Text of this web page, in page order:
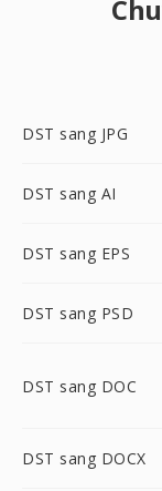
DST sang JPG
DST sang AI
DST sang EPS
DST sang PSD
DST sang DOC
DST sang DOCX